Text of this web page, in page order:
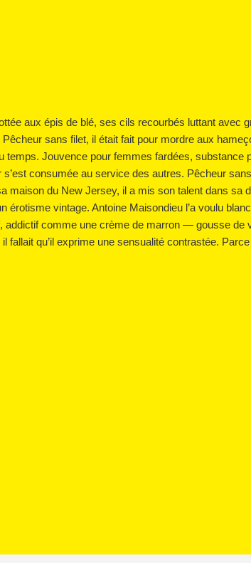
aux épis de blé, ses cils recourbés luttant avec
sans filet, il était fait pour mordre aux
Jouvence pour femmes fardées, substance
consumée au service des autres. Pêcheur
maison du New Jersey, il a mis son talent dans sa
érotisme vintage. Antoine Maisondieu l’a voulu
addictif comme une crème de marron — gousse de
qu’il exprime une sensualité contrastée.